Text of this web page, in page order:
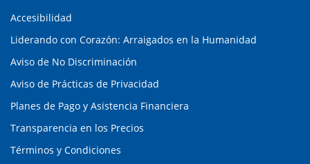
Accesibilidad
Liderando con Corazón: Arraigados en la Humanidad
Aviso de No Discriminación
Aviso de Prácticas de Privacidad
Planes de Pago y Asistencia Financiera
Transparencia en los Precios
Términos y Condiciones